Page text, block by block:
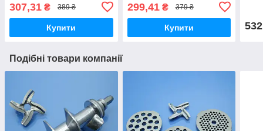
307,31 ₴ 389 ₴
Купити
299,41₴ 379 ₴
Купити 532
Подібні товари компанії